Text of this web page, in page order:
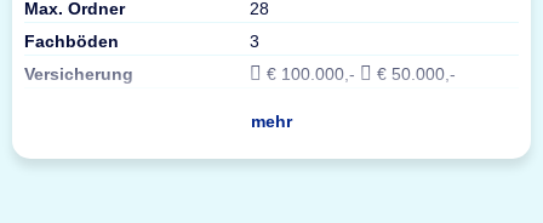
Max. Ordner
28
Fachböden
3
Versicherung
€ 100.000,- € 50.000,-
mehr